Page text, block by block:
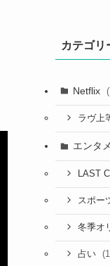
カテゴリ
Netflix
ラヴ上
エンタメ
LAST
スポー
冬季オ
占い